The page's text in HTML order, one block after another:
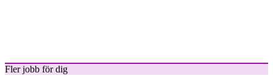
Fler jobb för dig